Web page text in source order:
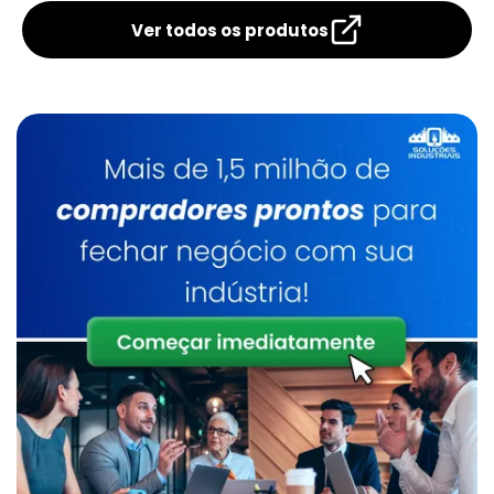
Caldeira A Óleo
Lavadores De Gases Para Caldeiras
Manutenção De Caldeiras A Gás Sp
Caldeira De Fluido Térmico
Limpeza Química De Caldeiras
Manutenção De Caldeiras A Gasóleo Sp
Caldeiraria
Manutenção De Caldeiras E Aquecedores Sp
Horizontal
Industrial
Ver todos os produtos